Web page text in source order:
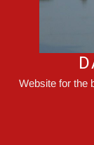
Website for the